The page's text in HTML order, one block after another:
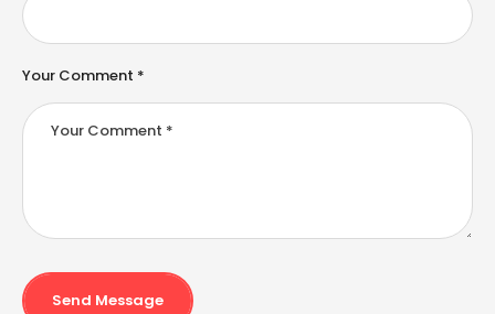
Your Comment *
Send Message